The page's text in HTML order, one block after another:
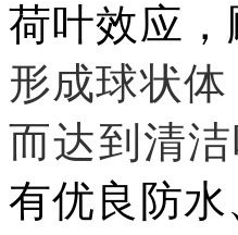
荷叶效应
形成球状
而达到清
有优良 防